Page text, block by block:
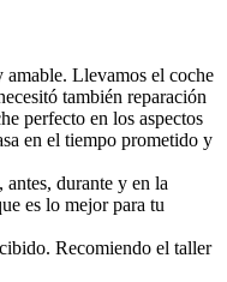
Llevamos el coche
también reparación
perfecto en los aspectos
en el tiempo prometido y
durante y en la
es lo mejor para tu
Recomiendo el taller